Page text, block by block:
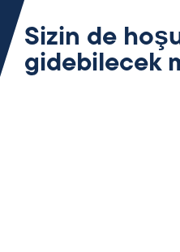
Sizin de
gidebilecek